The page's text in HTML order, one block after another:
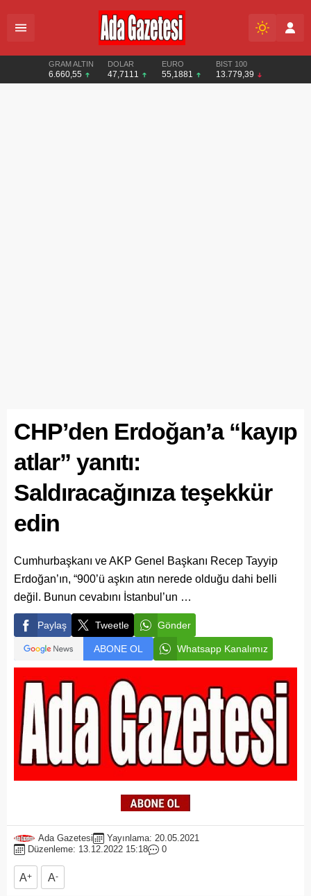
GRAM ALTIN
6.660,55
DOLAR
47,7111
EURO
55,1881
BIST 100
13.779,39
CHP’den Erdoğan’a “kayıp
atlar” yanıtı:
Saldıracağınıza teşekkür
edin
Cumhurbaşkanı ve AKP Genel Başkanı Recep Tayyip
Erdoğan’ın, “900’ü aşkın atın nerede olduğu dahi belli
değil. Bunun cevabını İstanbul’un …
Paylaş Tweetle Gönder
ABONE OL Whatsapp Kanalımız
Ada Gazetesi
Yayınlama: 20.05.2021
Düzenleme: 13.12.2022 15:18
0
A+ A-